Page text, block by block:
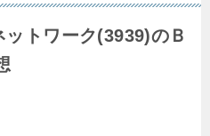
ットワーク(3939)のＢ